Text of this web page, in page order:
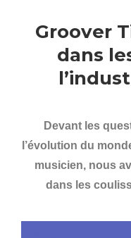
Groover
dans
Devant les
l’évolution du
musicien, nous
dans les